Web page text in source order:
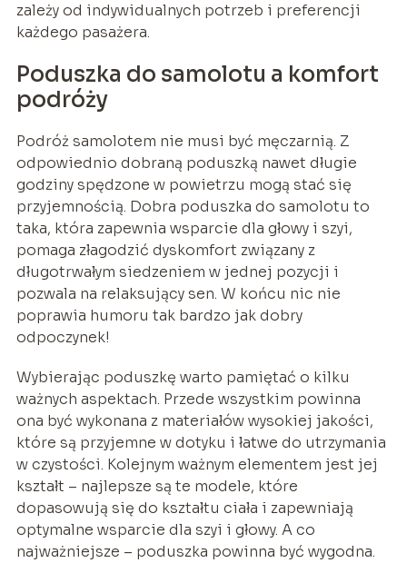
zależy od indywidualnych potrzeb i preferencji
każdego pasażera.
Poduszka do samolotu a komfort
podróży
Podróż samolotem nie musi być męczarnią. Z
odpowiednio dobraną poduszką nawet długie
godziny spędzone w powietrzu mogą stać się
przyjemnością. Dobra poduszka do samolotu to
taka, która zapewnia wsparcie dla głowy i szyi,
pomaga złagodzić dyskomfort związany z
długotrwałym siedzeniem w jednej pozycji i
pozwala na relaksujący sen. W końcu nic nie
poprawia humoru tak bardzo jak dobry
odpoczynek!
Wybierając poduszkę warto pamiętać o kilku
ważnych aspektach. Przede wszystkim powinna
ona być wykonana z materiałów wysokiej jakości,
które są przyjemne w dotyku i łatwe do utrzymania
w czystości. Kolejnym ważnym elementem jest jej
kształt – najlepsze są te modele, które
dopasowują się do kształtu ciała i zapewniają
optymalne wsparcie dla szyi i głowy. A co
najważniejsze – poduszka powinna być wygodna.